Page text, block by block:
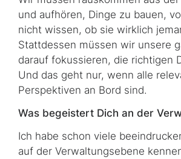
und aufhören, Dinge zu bauen,
nicht wissen, ob sie wirklich
Stattdessen müssen wir unsere
darauf fokussieren, die richtigen
Und das geht nur, wenn alle
Perspektiven an Bord sind.
Was begeistert Dich an der
Ich habe schon viele
auf der Verwaltungsebene